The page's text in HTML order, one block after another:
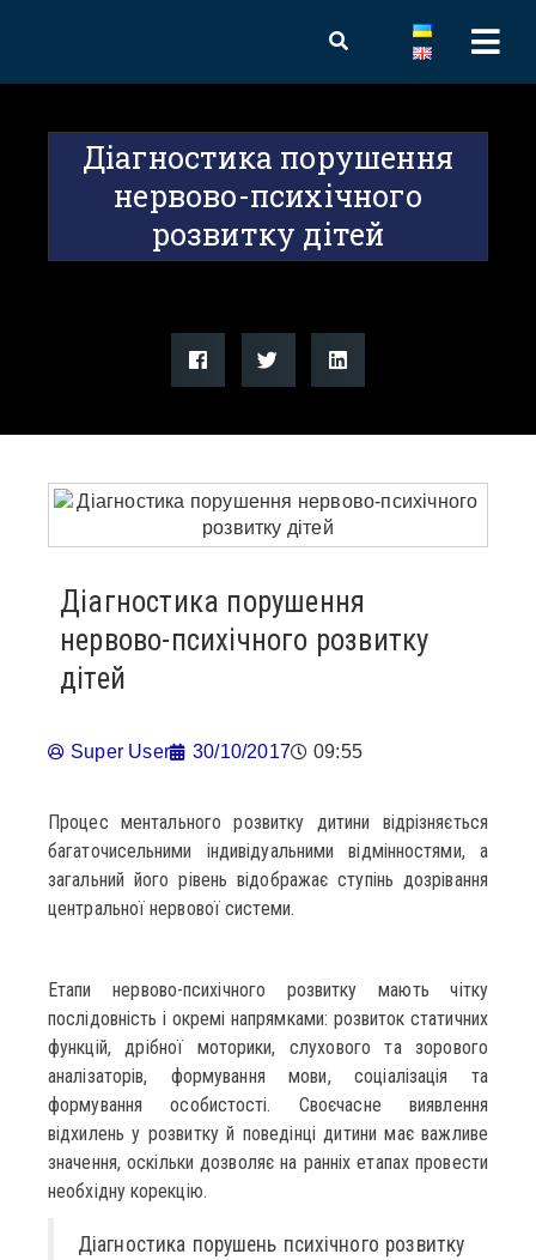
Діагностика порушення
нервово-психічного
розвитку дітей
Діагностика порушення
нервово-психічного розвитку
дітей
Super User 30/10/2017 09:55
Процес ментального розвитку дитини відрізняється
багаточисельними індивідуальними відмінностями, а
загальний його рівень відображає ступінь дозрівання
центральної нервової системи.
Етапи нервово-психічного розвитку мають чітку
послідовність і окремі напрямками: розвиток статичних
функцій, дрібної моторики, слухового та зорового
аналізаторів, формування мови, соціалізація та
формування особистості. Своєчасне виявлення
відхилень у розвитку й поведінці дитини має важливе
значення, оскільки дозволяє на ранніх етапах провести
необхідну корекцію.
Діагностика порушень психічного розвитку